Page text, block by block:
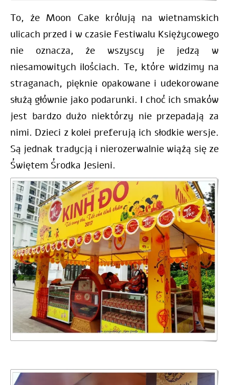
To, że Moon Cake królują na wietnamskich
ulicach przed i w czasie Festiwalu Księżycowego
nie oznacza, że wszyscy je jedzą w
niesamowitych ilościach. Te, które widzimy na
straganach, pięknie opakowane i udekorowane
służą głównie jako podarunki. I choć ich smaków
jest bardzo dużo niektórzy nie przepadają za
nimi. Dzieci z kolei preferują ich słodkie wersje.
Są jednak tradycją i nierozerwalnie wiążą się ze
Świętem Środka Jesieni.